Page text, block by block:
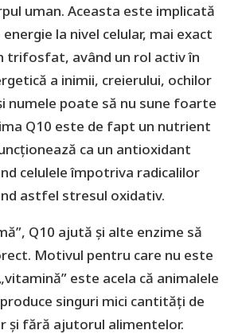
uman. Aceasta este implicată
la nivel celular, mai exact
trifosfat, având un rol activ în
a inimii, creierului, ochilor
numele poate să nu sune foarte
Q10 este de fapt un nutrient
ca un antioxidant
celulele împotriva radicalilor
astfel stresul oxidativ.
Q10 ajută și alte enzime să
Motivul pentru care nu este
este acela că animalele
singuri mici cantități de
și fără ajutorul alimentelor.